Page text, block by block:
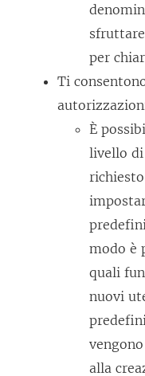
per
Ti
È
livello di
modo è
quali
nuovi
alla